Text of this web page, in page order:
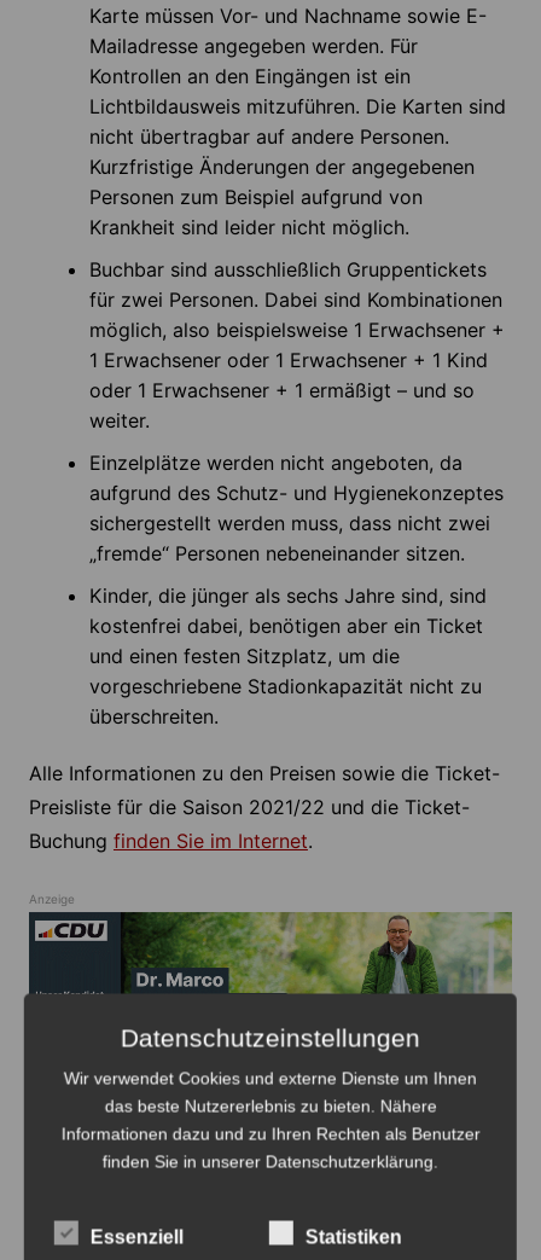
Karte müssen Vor- und Nachname sowie E-
Mailadresse angegeben werden. Für
Kontrollen an den Eingängen ist ein
Lichtbildausweis mitzuführen. Die Karten sind
nicht übertragbar auf andere Personen.
Kurzfristige Änderungen der angegebenen
Personen zum Beispiel aufgrund von
Krankheit sind leider nicht möglich.
Buchbar sind ausschließlich Gruppentickets
für zwei Personen. Dabei sind Kombinationen
möglich, also beispielsweise 1 Erwachsener +
1 Erwachsener oder 1 Erwachsener + 1 Kind
oder 1 Erwachsener + 1 ermäßigt – und so
weiter.
Einzelplätze werden nicht angeboten, da
aufgrund des Schutz- und Hygienekonzeptes
sichergestellt werden muss, dass nicht zwei
„fremde“ Personen nebeneinander sitzen.
Kinder, die jünger als sechs Jahre sind, sind
kostenfrei dabei, benötigen aber ein Ticket
und einen festen Sitzplatz, um die
vorgeschriebene Stadionkapazität nicht zu
überschreiten.
Alle Informationen zu den Preisen sowie die Ticket-
Preisliste für die Saison 2021/22 und die Ticket-
Buchung finden Sie im Internet.
Anzeige
Beitragsnavigation
Datenschutzeinstellungen
Wir verwendet Cookies und externe Dienste um Ihnen
das beste Nutzererlebnis zu bieten. Nähere
Informationen dazu und zu Ihren Rechten als Benutzer
finden Sie in unserer Datenschutzerklärung.
Essenziell Statistiken